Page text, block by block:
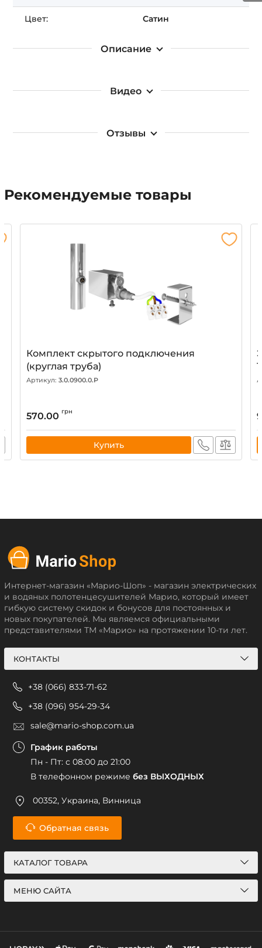
Описание
Цвет: Сатин
Видео
Отзывы
Рекомендуемые товары
Комплект скрытого подключения
(круглая труба)
Артикул: 3.0.0900.0.P
570.00 грн
Купить
Интернет-магазин «Марио-Шоп» - магазин электрических
и водяных полотенцесушителей Марио, который имеет
гибкую систему скидок и бонусов для постоянных и
новых покупателей. Мы являемся официальными
представителями ТМ «Марио» на протяжении 10-ти лет.
КОНТАКТЫ
+38 (066) 833-71-62
+38 (096) 954-29-34
sale@mario-shop.com.ua
График работы
Пн - Пт: с 08:00 до 21:00
В телефонном режиме без ВЫХОДНЫХ
00352, Украина, Винница
Обратная связь
КАТАЛОГ ТОВАРА
МЕНЮ САЙТА